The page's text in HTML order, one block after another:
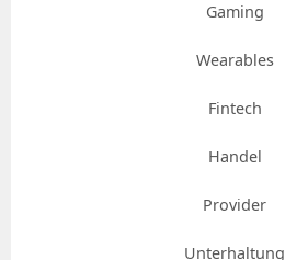
Gaming
Wearables
Fintech
Handel
Provider
Unterhaltung